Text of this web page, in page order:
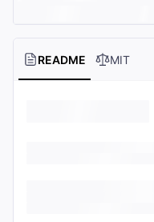
README MIT